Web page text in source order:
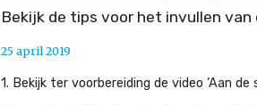
Bekijk de tips voor het invullen van
25 april 2019
1. Bekijk ter voorbereiding de video ‘Aan de